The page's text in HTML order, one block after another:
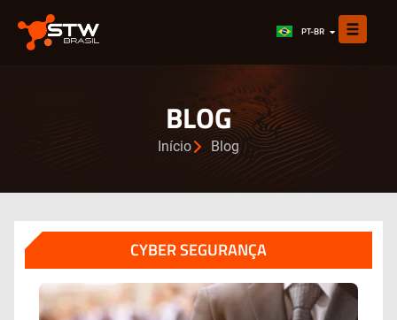
PT-BR
ES
BLOG
Início Blog
CYBER SEGURANÇA